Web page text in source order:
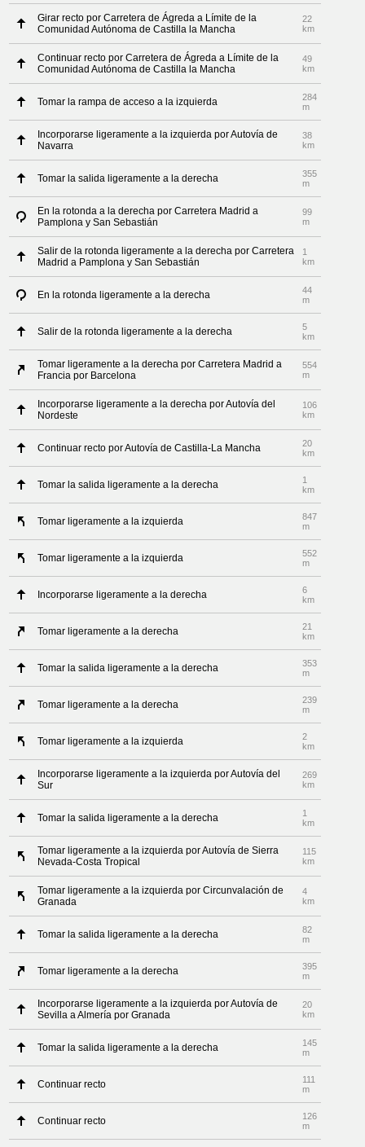
Girar recto por Carretera de Ágreda a Límite de la
Comunidad Autónoma de Castilla la Mancha
22
km
Continuar recto por Carretera de Ágreda a Límite de la
Comunidad Autónoma de Castilla la Mancha
49
km
Tomar la rampa de acceso a la izquierda
284
m
Incorporarse ligeramente a la izquierda por Autovía de
Navarra
38
km
Tomar la salida ligeramente a la derecha
355
m
En la rotonda a la derecha por Carretera Madrid a
Pamplona y San Sebastián
99
m
Salir de la rotonda ligeramente a la derecha por Carretera
Madrid a Pamplona y San Sebastián
1
km
En la rotonda ligeramente a la derecha
44
m
Salir de la rotonda ligeramente a la derecha
5
km
Tomar ligeramente a la derecha por Carretera Madrid a
Francia por Barcelona
554
m
Incorporarse ligeramente a la derecha por Autovía del
Nordeste
106
km
Continuar recto por Autovía de Castilla-La Mancha
20
km
Tomar la salida ligeramente a la derecha
1
km
Tomar ligeramente a la izquierda
847
m
Tomar ligeramente a la izquierda
552
m
Incorporarse ligeramente a la derecha
6
km
Tomar ligeramente a la derecha
21
km
Tomar la salida ligeramente a la derecha
353
m
Tomar ligeramente a la derecha
239
m
Tomar ligeramente a la izquierda
2
km
Incorporarse ligeramente a la izquierda por Autovía del
Sur
269
km
Tomar la salida ligeramente a la derecha
1
km
Tomar ligeramente a la izquierda por Autovía de Sierra
Nevada-Costa Tropical
115
km
Tomar ligeramente a la izquierda por Circunvalación de
Granada
4
km
Tomar la salida ligeramente a la derecha
82
m
Tomar ligeramente a la derecha
395
m
Incorporarse ligeramente a la izquierda por Autovía de
Sevilla a Almería por Granada
20
km
Tomar la salida ligeramente a la derecha
145
m
Continuar recto
111
m
Continuar recto
126
m